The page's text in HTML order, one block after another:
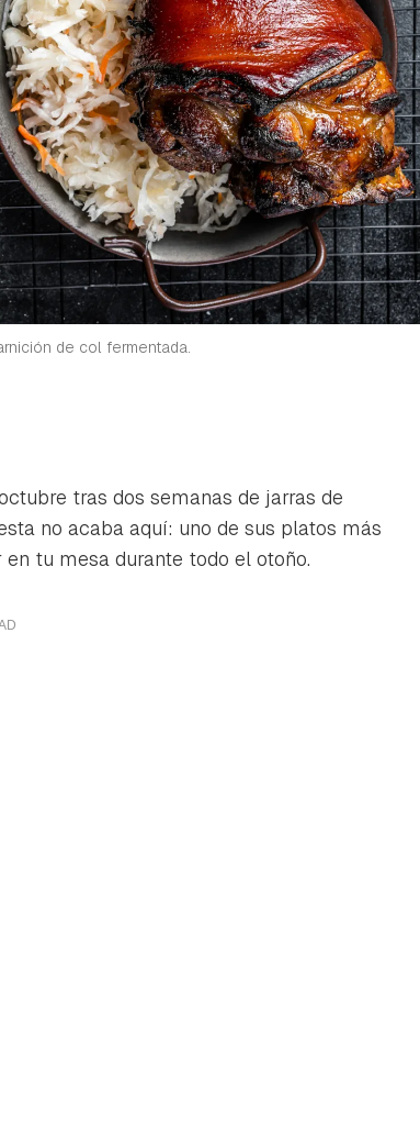
de col fermentada.
tras dos semanas de jarras de
no acaba aquí: uno de sus platos más
en tu mesa durante todo el otoño.